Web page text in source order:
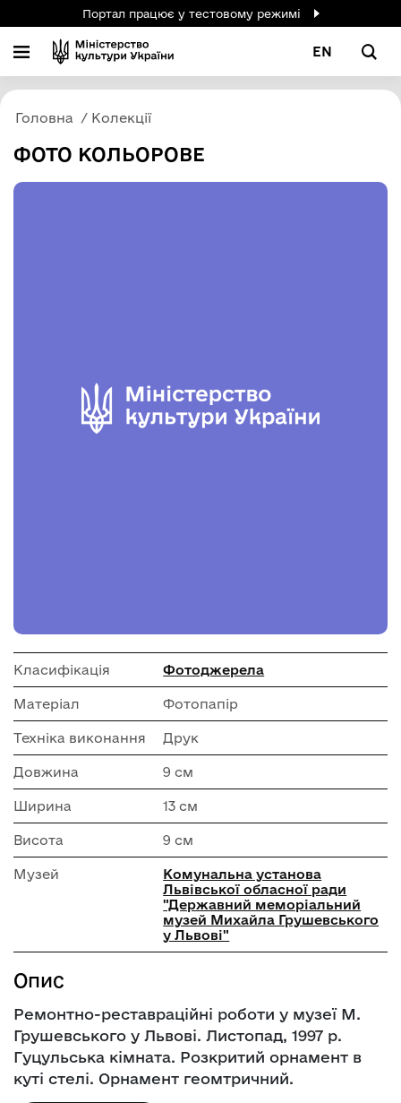
Портал працює у тестовому режимі
EN
Головна Колекції
ФОТО КОЛЬОРОВЕ
Класифікація Фотоджерела
Матеріал Фотопапір
Техніка виконання Друк
Довжина 9 см
Ширина 13 см
Висота 9 см
Музей
Комунальна установа
Львівської обласної ради
"Державний меморіальний
музей Михайла Грушевського
у Львові"
Опис
Ремонтно-реставраційні роботи у музеї М.
Грушевського у Львові. Листопад, 1997 р.
Гуцульська кімната. Розкритий орнамент в
куті стелі. Орнамент геомтричний.